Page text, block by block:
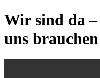
Wir sind da
uns brauchen